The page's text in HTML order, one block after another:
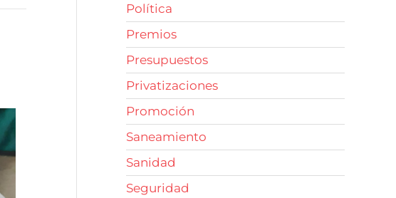
Política
Premios
Presupuestos
Privatizaciones
Promoción
Saneamiento
Sanidad
Seguridad